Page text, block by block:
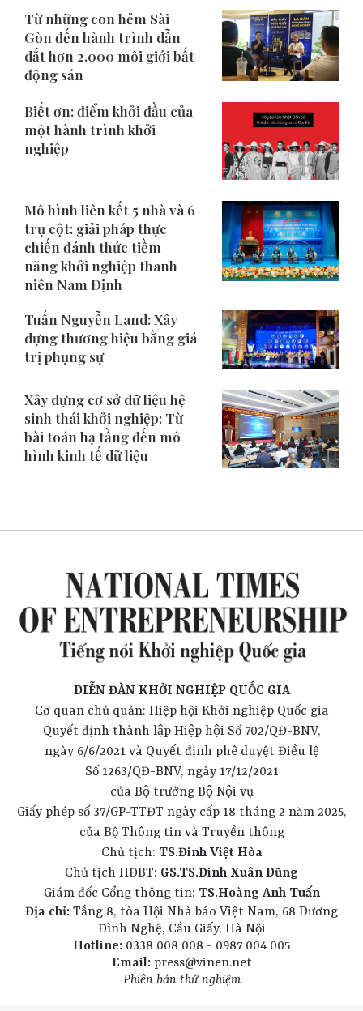
Từ những con hẻm Sài
Gòn đến hành trình dẫn
dắt hơn 2.000 môi giới bất
động sản
Biết ơn: điểm khởi đầu của
một hành trình khởi
nghiệp
Mô hình liên kết 5 nhà và 6
trụ cột: giải pháp thực
chiến đánh thức tiềm
năng khởi nghiệp thanh
niên Nam Định
Tuấn Nguyễn Land: Xây
dựng thương hiệu bằng giá
trị phụng sự
Xây dựng cơ sở dữ liệu hệ
sinh thái khởi nghiệp: Từ
bài toán hạ tầng đến mô
hình kinh tế dữ liệu
DIỄN ĐÀN KHỞI NGHIỆP QUỐC GIA
Cơ quan chủ quản: Hiệp hội Khởi nghiệp Quốc gia
Quyết định thành lập Hiệp hội Số 702/QĐ-BNV,
ngày 6/6/2021 và Quyết định phê duyệt Điều lệ
Số 1263/QĐ-BNV, ngày 17/12/2021
của Bộ trưởng Bộ Nội vụ
Giấy phép số 37/GP-TTĐT ngày cấp 18 tháng 2 năm 2025,
của Bộ Thông tin và Truyền thông
Chủ tịch: TS.Đinh Việt Hòa
Chủ tịch HĐBT: GS.TS.Đinh Xuân Dũng
Giám đốc Cổng thông tin: TS.Hoàng Anh Tuấn
Địa chỉ: Tầng 8, tòa Hội Nhà báo Việt Nam, 68 Dương
Đình Nghệ, Cầu Giấy, Hà Nội
Hotline: 0338 008 008 - 0987 004 005
Email:press@vinen.net
Phiên bản thử nghiệm